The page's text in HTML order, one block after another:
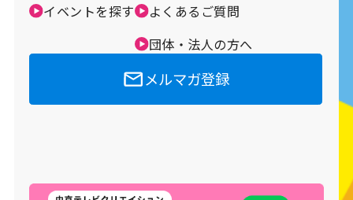
イベントを探す
よくあるご質問
団体・法人の方へ
メルマガ登録